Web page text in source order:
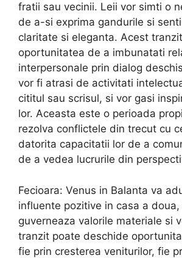
fratii sau vecinii. Leii vor simti o
de a-si exprima gandurile si
claritate si eleganta. Acest
oportunitatea de a imbunatati
interpersonale prin dialog
vor fi atrasi de activitati
cititul sau scrisul, si vor gasi
lor. Aceasta este o perioada
rezolva conflictele din trecut cu
datorita capacitatii lor de a
de a vedea lucrurile din
Fecioara: Venus in Balanta va
influente pozitive in casa a doua,
guverneaza valorile materiale si
tranzit poate deschide
fie prin cresterea veniturilor, fie